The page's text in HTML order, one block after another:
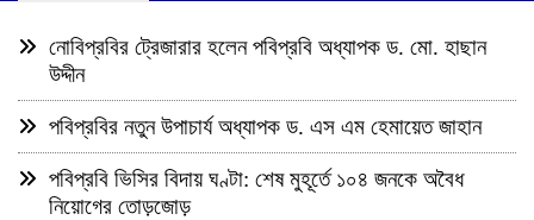
নোবিপ্রবির ট্রেজারার হলেন পবিপ্রবি অধ্যাপক ড. মো. হাছান
উদ্দীন
পবিপ্রবির নতুন উপাচার্য অধ্যাপক ড. এস এম হেমায়েত জাহান
পবিপ্রবি ভিসির বিদায় ঘণ্টা: শেষ মুহূর্তে ১০৪ জনকে অবৈধ
নিয়োগের তোড়জোড়